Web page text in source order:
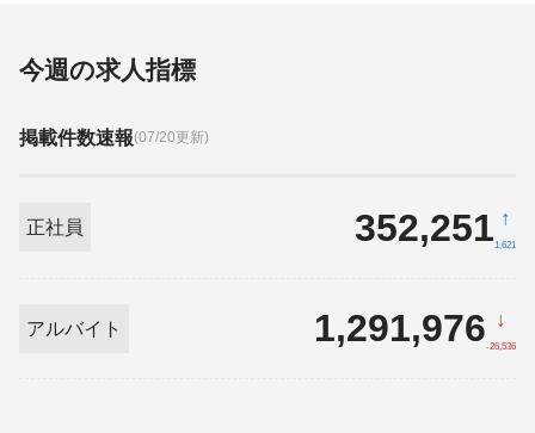
今週の求人指標
掲載件数速報(07/20更新)
正社員 352,251 ↑
1,621
アルバイト 1,291,976 ↓
-26,536